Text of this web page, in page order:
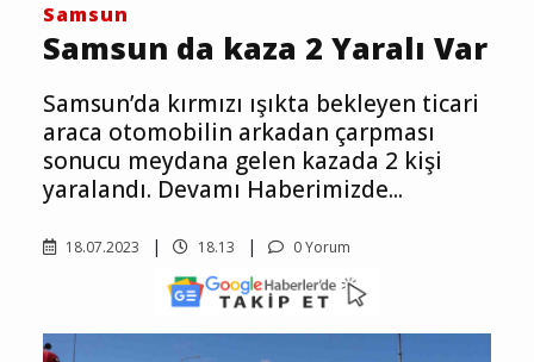
Samsun
Samsun da kaza 2 Yaralı Var
Samsun’da kırmızı ışıkta bekleyen ticari
araca otomobilin arkadan çarpması
sonucu meydana gelen kazada 2 kişi
yaralandı. Devamı Haberimizde...
18.07.2023 18.13 0 Yorum